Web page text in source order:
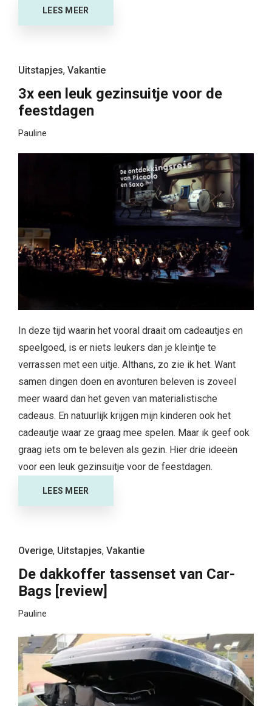
LEES MEER
Uitstapjes, Vakantie
3x een leuk gezinsuitje voor de
feestdagen
Pauline
In deze tijd waarin het vooral draait om cadeautjes en
speelgoed, is er niets leukers dan je kleintje te
verrassen met een uitje. Althans, zo zie ik het. Want
samen dingen doen en avonturen beleven is zoveel
meer waard dan het geven van materialistische
cadeaus. En natuurlijk krijgen mijn kinderen ook het
cadeautje waar ze graag mee spelen. Maar ik geef ook
graag iets om te beleven als gezin. Hier drie ideeën
voor een leuk gezinsuitje voor de feestdagen.
LEES MEER
Overige, Uitstapjes, Vakantie
De dakkoffer tassenset van Car-
Bags [review]
Pauline